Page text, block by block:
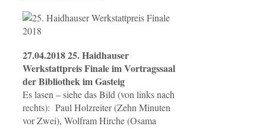
27.04.2018 25. Haidhauser
Werkstattpreis Finale im Vortragssaal
der Bibliothek im Gasteig
Es lasen – siehe das Bild (von links nach
rechts): Paul Holzreiter (Zehn Minuten
vor Zwei), Wolfram Hirche (Osama